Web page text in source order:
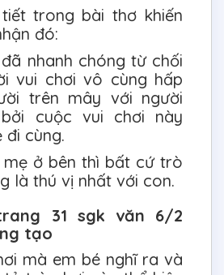
trong bài thơ khiến
đó:
nhanh chóng từ chối
vui chơi vô cùng hấp
trên mây với người
cuộc vui chơi này
đi cùng.
mẹ ở bên thì bất cứ trò
là thú vị nhất với con.
31 sgk văn 6/2
tạo
mà em bé nghĩ ra và